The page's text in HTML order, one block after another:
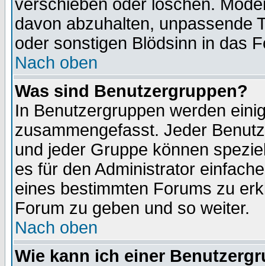
verschieben oder löschen.
davon abzuhalten, unpassende
oder sonstigen Blödsinn in das
Nach oben
Was sind Benutzergruppen?
In Benutzergruppen werden
zusammengefasst. Jeder
und jeder Gruppe können
es für den Administrator
eines bestimmten Forums zu
Forum zu geben und so weiter.
Nach oben
Wie kann ich einer